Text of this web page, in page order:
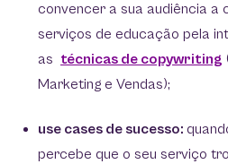
convencer a sua audiência a
serviços de educação pela
as técnicas de copywriting
Marketing e Vendas);
use cases de sucesso:
percebe que o seu serviço